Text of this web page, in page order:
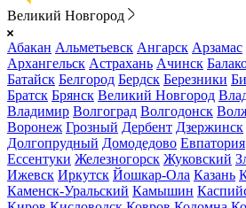
Великий Новгород
Абакан Альметьевск Ангарск Арзамас
Архангельск Астрахань Ачинск
Батайск Белгород Бердск Березники
Братск Брянск Великий Новгород
Владимир Волгоград Волгодонск
Воронеж Грозный Дербент Дзержинск
Долгопрудный Домодедово Евпатория
Ессентуки Железногорск Жуковский
Ижевск Иркутск Йошкар-Ола Казань
Каменск-Уральский Камышин